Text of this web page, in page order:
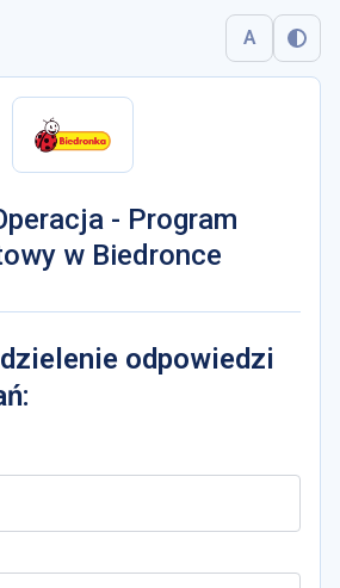
A
- Program
w Biedronce
odpowiedzi